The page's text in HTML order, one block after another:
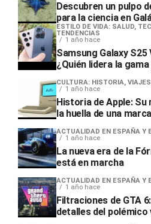
Descubren un pulpo
para la ciencia en
ESTILO DE VIDA: SALUD,
TENDENCIAS
1 año hace
Samsung Galaxy S25
¿Quién lidera la
CULTURA: HISTORIA,
1 año hace
Historia de Apple: Su
la huella de una
ACTUALIDAD EN ESPAÑA Y
1 año hace
La nueva era de la
está en marcha
ACTUALIDAD EN ESPAÑA Y
1 año hace
Filtraciones de GTA
detalles del